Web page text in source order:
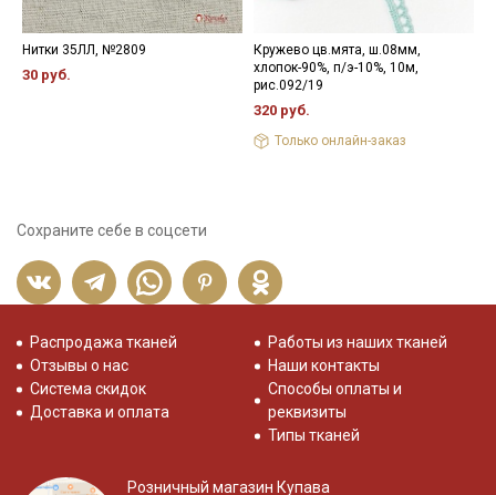
Нитки 35ЛЛ, №2809
30 руб.
Кружево цв.мята, ш.08мм,
хлопок-90%, п/э-10%, 10м,
рис.092/19
320 руб.
Только онлайн-заказ
Сохраните себе в соцсети
Распродажа тканей
Отзывы о нас
Система скидок
Доставка и оплата
Работы из наших тканей
Наши контакты
Способы оплаты и
реквизиты
Типы тканей
Розничный магазин Купава